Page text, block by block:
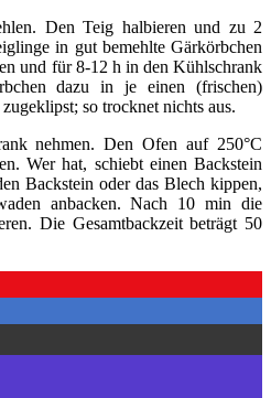
Den Teig halbieren und zu 2
in gut bemehlte Gärkörbchen
und für 8-12 h in den Kühlschrank
dazu in je einen (frischen)
so trocknet nichts aus.
nehmen. Den Ofen auf 250°C
Wer hat, schiebt einen Backstein
Backstein oder das Blech kippen,
anbacken. Nach 10 min die
Die Gesamtbackzeit beträgt 50